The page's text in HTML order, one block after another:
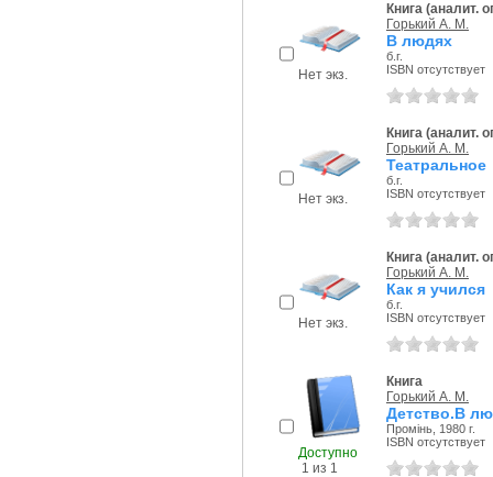
Нет экз.
Книга (аналит.
Горький А. М.
В людях
б.г.
ISBN отсутствует
Нет экз.
Книга (аналит.
Горький А. М.
Театральное
б.г.
ISBN отсутствует
Нет экз.
Книга (аналит.
Горький А. М.
Как я учился
б.г.
ISBN отсутствует
Доступно
1 из 1
Книга
Горький А. М.
Детство.В
Промiнь, 1980 г.
ISBN отсутствует